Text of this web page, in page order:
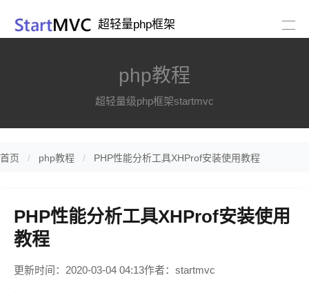
超轻量php框架
php教程
超轻量级php框架startmvc
首页 php教程 PHP性能分析工具XHProf安装使用教程
PHP性能分析工具XHProf安装使用
教程
更新时间：2020-03-04 04:13作者：startmvc